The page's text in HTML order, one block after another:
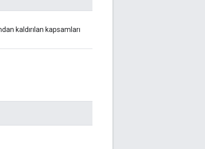
kaldırılan kapsamları